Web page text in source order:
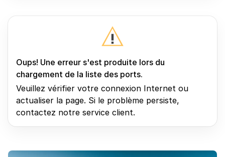
Oups! Une erreur s'est produite lors du
chargement de la liste des ports.
Veuillez vérifier votre connexion Internet ou
actualiser la page. Si le problème persiste,
contactez notre service client.